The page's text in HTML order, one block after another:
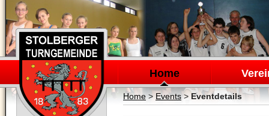
Navigation
überspringen
Home
Home> Events> Eventdetails